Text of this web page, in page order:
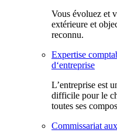
Vous évoluez et
extérieure et
reconnu.
Expertise
d‘entreprise
L’entreprise est
difficile pour le
toutes ses
Commissariat